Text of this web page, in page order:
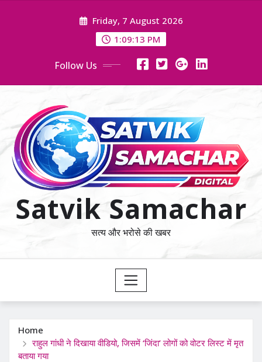
Friday, 7 August 2026
1:09:13 PM
Follow Us
Satvik Samachar
सत्य और भरोसे की खबर
Home
राहुल गांधी ने दिखाया वीडियो, जिसमें ‘जिंदा’ लोगों को वोटर लिस्ट में मृत
बताया गया